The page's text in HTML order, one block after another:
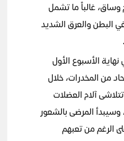
وساق، غالباً ما تشمل
البطن والعرق الشديد
نهاية الأسبوع الأول
من المخدرات، خلال
آلام العضلات
وسيبدأ المرضى بالشعور
الرغم من تعبهم